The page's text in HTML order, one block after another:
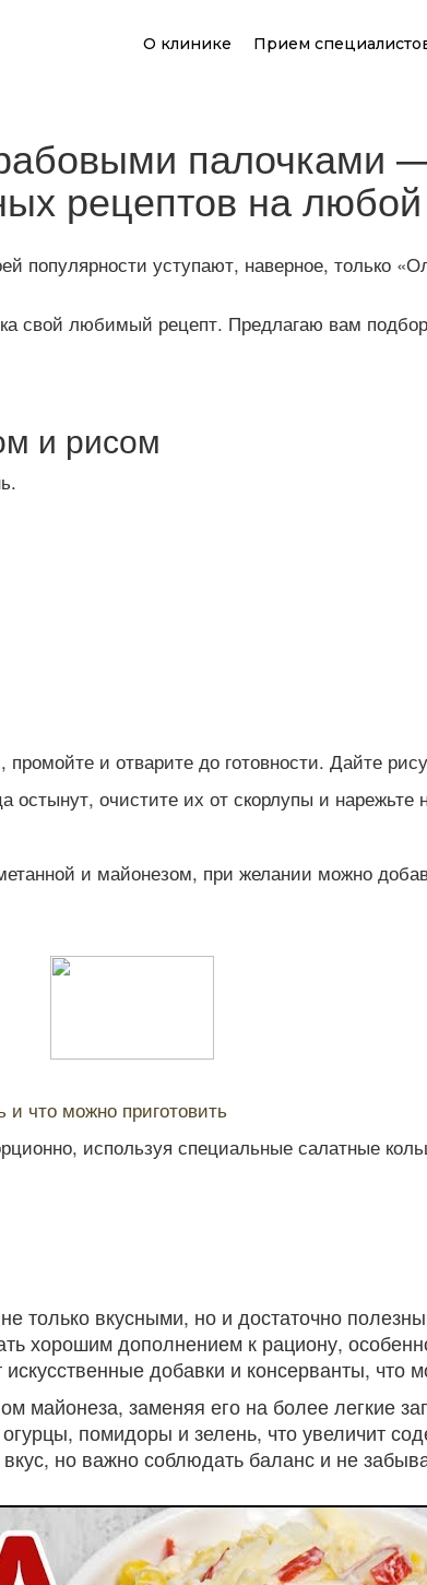
О клинике Прием
палочками
рецептов на любой
популярности уступают, наверное, только
свой любимый рецепт. Предлагаю вам
и рисом
и отварите до готовности. Дайте
остынут, очистите их от скорлупы и
и майонезом, при желании можно
и что можно приготовить
используя специальные салатные
только вкусными, но и достаточно
хорошим дополнением к рациону,
добавки и консерванты, что
заменяя его на более легкие
помидоры и зелень, что увеличит
но важно соблюдать баланс и не